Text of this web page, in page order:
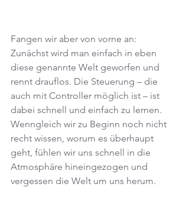
Fangen wir aber von vorne an:
Zunächst wird man einfach in eben
diese genannte Welt geworfen und
rennt drauflos. Die Steuerung – die
auch mit Controller möglich ist – ist
dabei schnell und einfach zu lernen.
Wenngleich wir zu Beginn noch nicht
recht wissen, worum es überhaupt
geht, fühlen wir uns schnell in die
Atmosphäre hineingezogen und
vergessen die Welt um uns herum.